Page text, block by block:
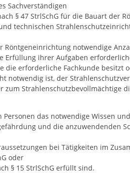
Sachverständigen
§ 47 StrlSchG für die Bauart der
technischen
notwendige
Erfüllung ihrer Aufgaben
die erforderliche Fachkunde besitzt
notwendig ist, der
zum Strahlenschutzbevollmächtige
das notwendige Wissen
und die anzuwendenden
bei Tätigkeiten im
oder
§ 15 StrlSchG erfüllt sind.